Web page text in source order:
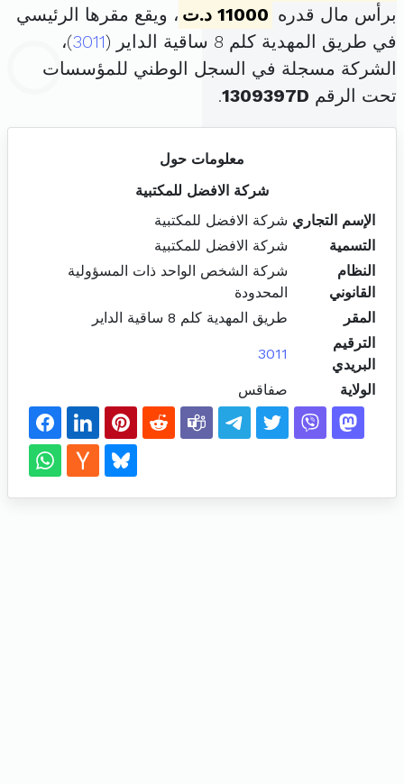
برأس مال قدره 11000 د.ت
، ويقع مقرها الرئيسي
في طريق المهدية كلم 8 ساقية الداير (
3011)،
الشركة مسجلة في السجل الوطني للمؤسسات
تحت الرقم 1309397D
.
معلومات حول
شركة الافضل للمكتبية
الإسم التجاري شركة الافضل للمكتبية
التسمية
شركة الافضل للمكتبية
النظام
القانوني
شركة الشخص الواحد ذات المسؤولية
المحدودة
المقر
طريق المهدية كلم 8 ساقية الداير
الترقيم
البريدي
3011
الولاية صفاقس